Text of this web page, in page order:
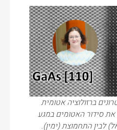
ברזולוציה אטומית
סידור האטומים במגע
לבין התחמוצת (ימין).